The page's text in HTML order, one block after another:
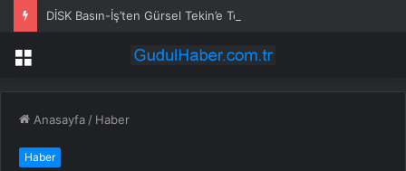
Menü
Anasayfa / Haber
Haber